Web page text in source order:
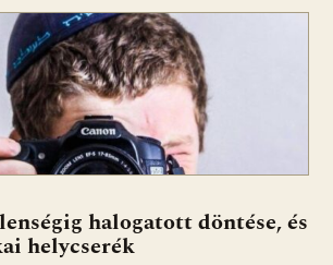
halogatott döntése, és
helycserék